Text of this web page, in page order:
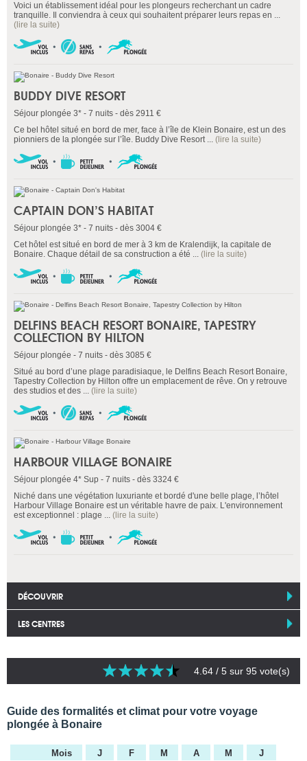
Voici un établissement idéal pour les plongeurs recherchant un cadre
tranquille. Il conviendra à ceux qui souhaitent préparer leurs repas en ...
(lire la suite)
BUDDY DIVE RESORT
Séjour plongée 3* - 7 nuits - dès 2911 €
Ce bel hôtel situé en bord de mer, face à l’île de Klein Bonaire, est un des
pionniers de la plongée sur l’île. Buddy Dive Resort ... (lire la suite)
CAPTAIN DON’S HABITAT
Séjour plongée 3* - 7 nuits - dès 3004 €
Cet hôtel est situé en bord de mer à 3 km de Kralendijk, la capitale de
Bonaire. Chaque détail de sa construction a été ... (lire la suite)
DELFINS BEACH RESORT BONAIRE, TAPESTRY
COLLECTION BY HILTON
Séjour plongée - 7 nuits - dès 3085 €
Situé au bord d’une plage paradisiaque, le Delfins Beach Resort Bonaire,
Tapestry Collection by Hilton offre un emplacement de rêve. On y retrouve
des studios et des ... (lire la suite)
HARBOUR VILLAGE BONAIRE
Séjour plongée 4* Sup - 7 nuits - dès 3324 €
Niché dans une végétation luxuriante et bordé d'une belle plage, l’hôtel
Harbour Village Bonaire est un véritable havre de paix. L'environnement
est exceptionnel : plage ... (lire la suite)
DÉCOUVRIR
LES CENTRES
4.64 / 5 sur 95 vote(s)
Guide des formalités et climat pour votre voyage
plongée à Bonaire
Mois J F M A M J